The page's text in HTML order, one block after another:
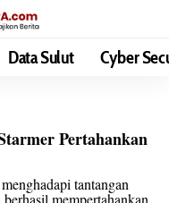
Data Sulut Cyber
Pertahankan
tantangan
mempertahankan